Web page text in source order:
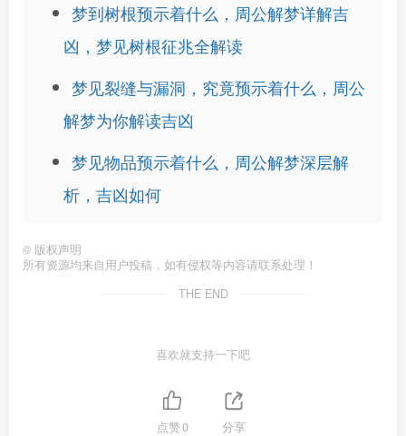
梦到树根预示着什么，周公解梦详解吉
凶，梦见树根征兆全解读
梦见裂缝与漏洞，究竟预示着什么，周公
解梦为你解读吉凶
梦见物品预示着什么，周公解梦深层解
析，吉凶如何
© 版权声明
所有资源均来自用户投稿，如有侵权等内容请联系处理！
THE END
喜欢就支持一下吧
点赞0 分享